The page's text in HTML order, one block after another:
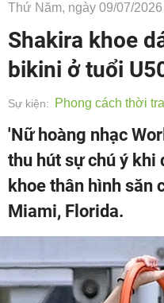
Thứ Năm, ngày 09/07/2026
Shakira khoe
bikini ở tuổi
Sự kiện: Phong cách thời
'Nữ hoàng nhạc
thu hút sự chú ý khi
khoe thân hình săn
Miami, Florida.